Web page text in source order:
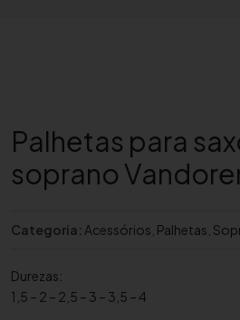
Palhetas para
soprano
Categoria: Acessórios Palhetas
Durezas:
1,5 – 2 – 2,5 – 3 – 3,5 – 4